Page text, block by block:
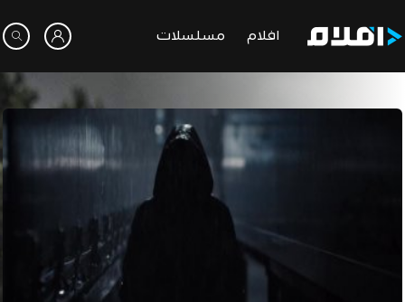
افلام مسلسلات